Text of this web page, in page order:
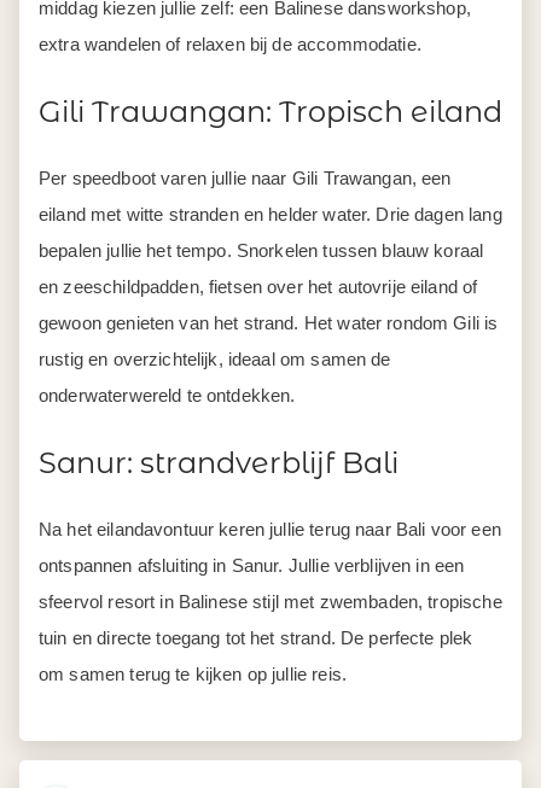
middag kiezen jullie zelf: een Balinese dansworkshop,
extra wandelen of relaxen bij de accommodatie.
Gili Trawangan: Tropisch eiland
Per speedboot varen jullie naar Gili Trawangan, een
eiland met witte stranden en helder water. Drie dagen lang
bepalen jullie het tempo. Snorkelen tussen blauw koraal
en zeeschildpadden, fietsen over het autovrije eiland of
gewoon genieten van het strand. Het water rondom Gili is
rustig en overzichtelijk, ideaal om samen de
onderwaterwereld te ontdekken.
Sanur: strandverblijf Bali
Na het eilandavontuur keren jullie terug naar Bali voor een
ontspannen afsluiting in Sanur. Jullie verblijven in een
sfeervol resort in Balinese stijl met zwembaden, tropische
tuin en directe toegang tot het strand. De perfecte plek
om samen terug te kijken op jullie reis.